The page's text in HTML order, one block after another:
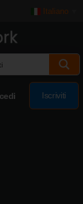
Italiano
Iscriviti